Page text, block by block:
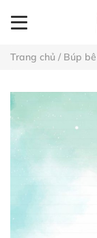
Trang chủ / Búp bê